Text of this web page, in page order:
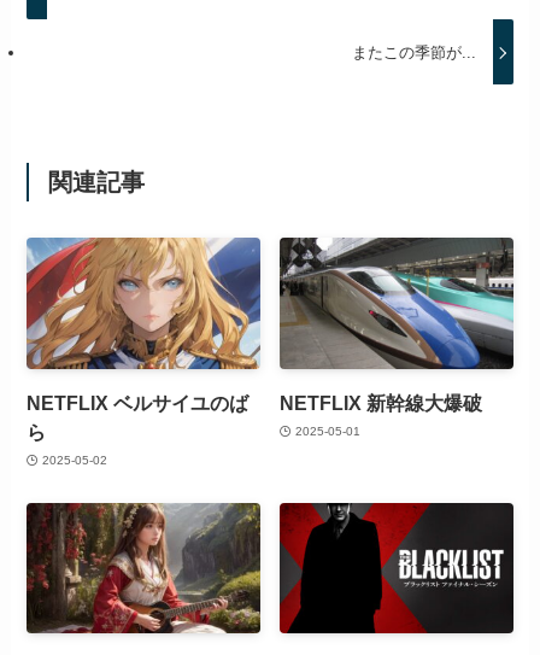
またこの季節が...
関連記事
NETFLIX ベルサイユのば
ら
2025-05-02
NETFLIX 新幹線大爆破
2025-05-01